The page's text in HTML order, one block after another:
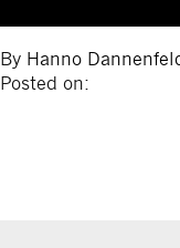
By Hanno
Posted on: